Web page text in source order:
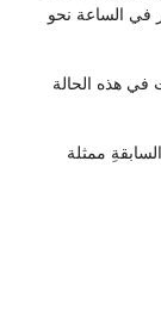
في هذه الحالة
ممثلة